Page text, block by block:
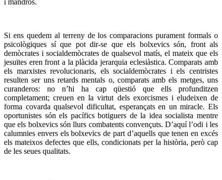
i mandrós.
Si ens quedem al terreny de los comparacions purament formals o
psicològiques sí que pot dir-se que els bolxevics són, front als
demòcrates i socialdemòcrates de qualsevol matís, el mateix que els
jesuïtes eren front a la plàcida jerarquia eclesiàstica. Comparats amb
els marxistes revolucionaris, els socialdemòcrates i els centristes
resulten ser uns retards mentals o, comparats amb els metges, uns
curanderos: no n’hi ha cap qüestió que ells profunditzen
completament; creuen en la virtut dels exorcismes i eludeixen de
forma covarda qualsevol dificultat, esperançats en un miracle. Els
oportunistes són els pacífics botiguers de la idea socialista mentre
que els bolxevics són llurs combatents convençuts. D’aquí l’odi i les
calumnies envers els bolxevics de part d’aquells que tenen en excés
els mateixos defectes que ells, condicionats per la història, però cap
de les seues qualitats.